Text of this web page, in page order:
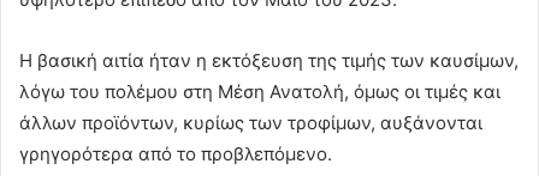
Η βασική αιτία ήταν η εκτόξευση της τιμής των καυσίμων,
λόγω του πολέμου στη Μέση Ανατολή, όμως οι τιμές και
άλλων προϊόντων, κυρίως των τροφίμων, αυξάνονται
γρηγορότερα από το προβλεπόμενο.